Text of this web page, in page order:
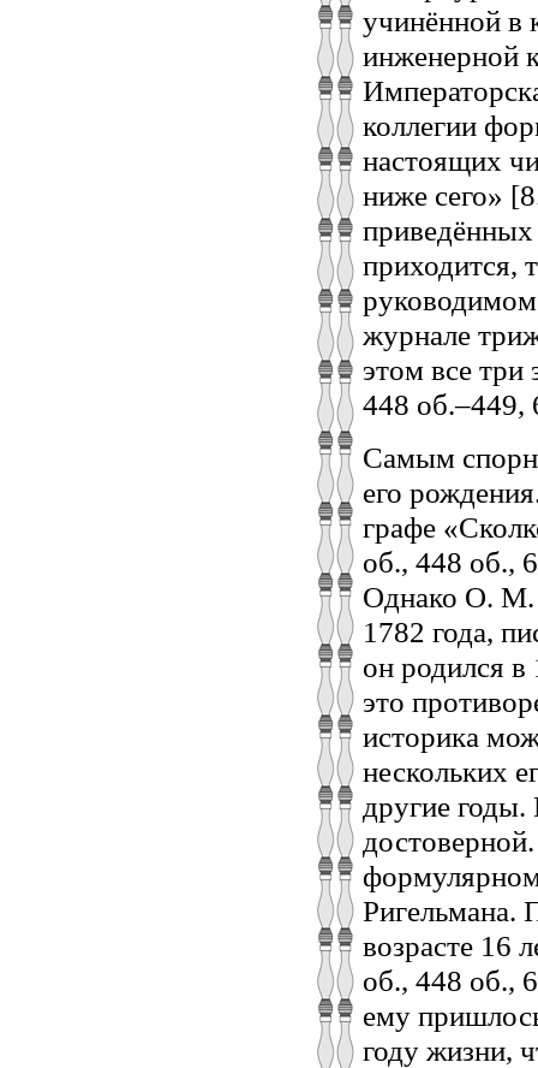
учинённой в
инженерной
коллегии
настоящих
ниже сего»
приведённых
приходится,
руководимом
журнале
этом все
448 об.–449,
Самым
его
графе
об., 448 об.,
Однако О. М.
1782 года,
он родился
это
историка
нескольких
другие годы.
Ригельмана.
возрасте 16
об., 448 об.,
ему
году жизни,